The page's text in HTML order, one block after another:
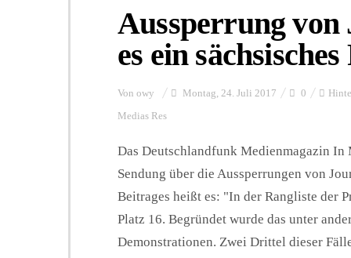
Aussperrung
es ein
Von owy Montag, 24. Juli 2017 0
Medias Res
Das Deutschlandfunk Medienmagazin In
Sendung über die Aussperrungen von
Beitrages heißt es: "In der Rangliste der
Platz 16. Begründet wurde das unter
Demonstrationen. Zwei Drittel dieser